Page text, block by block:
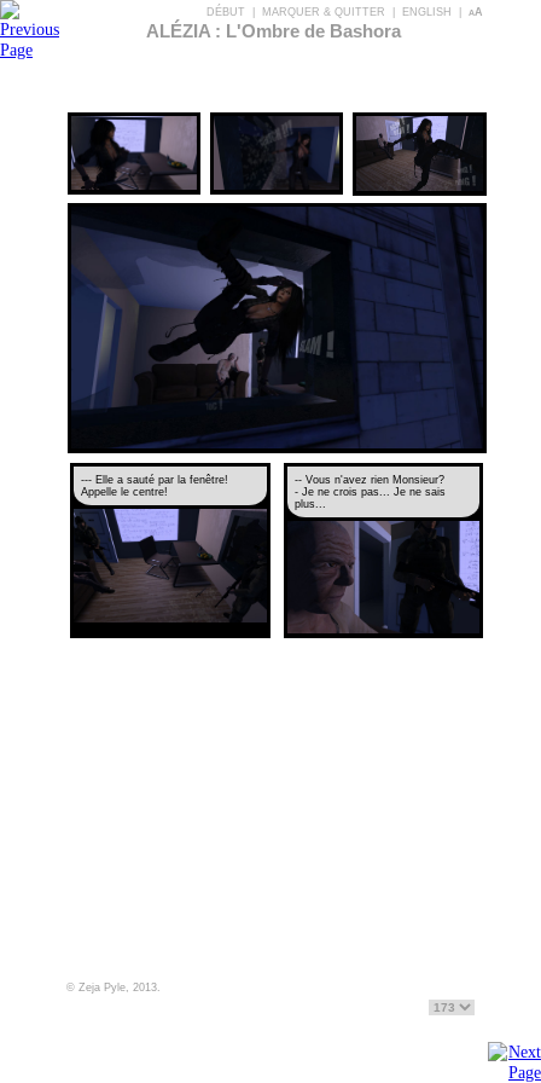
DÉBUT MARQUER & QUITTER ENGLISH aA
ALÉZIA : L'Ombre de Bashora
--- Elle a sauté par la fenêtre!
Appelle le centre!
-- Vous n'avez rien Monsieur?
- Je ne crois pas... Je ne sais
plus...
© Zeja Pyle, 2013.